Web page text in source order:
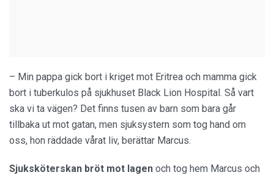
– Min pappa gick bort i kriget mot Eritrea och mamma gick
bort i tuberkulos på sjukhuset Black Lion Hospital. Så vart
ska vi ta vägen? Det finns tusen av barn som bara går
tillbaka ut mot gatan, men sjuksystern som tog hand om
oss, hon räddade vårat liv, berättar Marcus.
Sjuksköterskan bröt mot lagen och tog hem Marcus och